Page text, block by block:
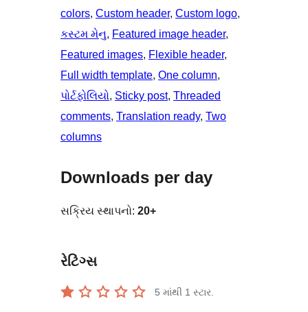
colors, Custom header, Custom logo
કસ્ટમ મેનુ, Featured image header
Featured images, Flexible header
Full width template, One column
પોર્ટફોલિયો, Sticky post, Threaded
comments, Translation ready, Two
columns
Downloads per day
સક્રિય સ્થાપનો: 20+
રેટિંગ્સ
5 માંથી 1 સ્ટાર.